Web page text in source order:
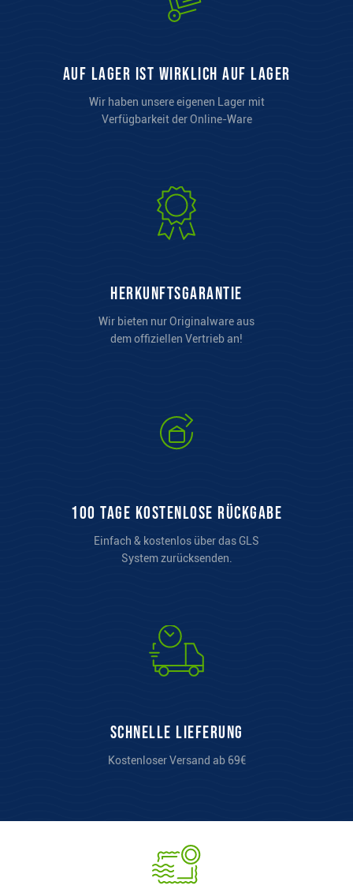
auf Lager ist wirklich auf Lager
Wir haben unsere eigenen Lager mit
Verfügbarkeit der Online-Ware
Herkunftsgarantie
Wir bieten nur Originalware aus
dem offiziellen Vertrieb an!
100 Tage kostenlose Rückgabe
Einfach & kostenlos über das GLS
System zurücksenden.
Schnelle Lieferung
Kostenloser Versand ab 69€